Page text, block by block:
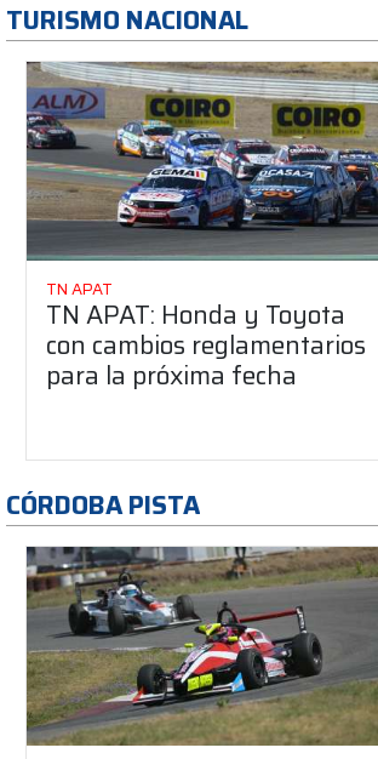
TURISMO NACIONAL
TN APAT
TN APAT: Honda y Toyota
con cambios reglamentarios
para la próxima fecha
CÓRDOBA PISTA